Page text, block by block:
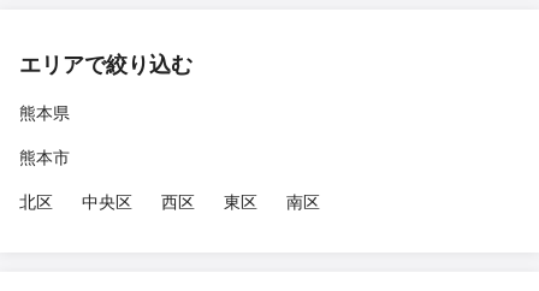
エリアで絞り込む
熊本県
熊本市
北区
中央区 西区 東区 南区